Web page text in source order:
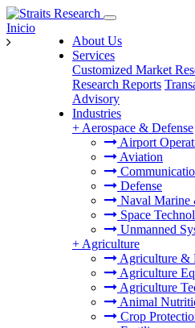
About Us
Services
Customized Market
Research Reports
Advisory
Industries
+ Aerospace & Defense
Airport
Aviation
Defense
Naval Marine
Space
Unmanned
+ Agriculture
Agriculture &
Agriculture
Agriculture
Animal
Crop
Inicio